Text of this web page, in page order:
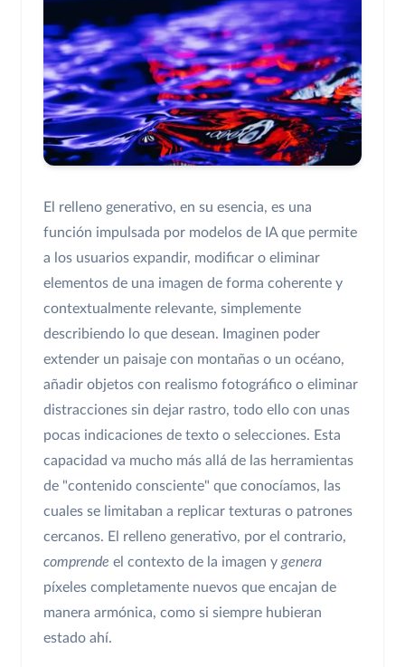
El relleno generativo, en su esencia, es una
función impulsada por modelos de IA que permite
a los usuarios expandir, modificar o eliminar
elementos de una imagen de forma coherente y
contextualmente relevante, simplemente
describiendo lo que desean. Imaginen poder
extender un paisaje con montañas o un océano,
añadir objetos con realismo fotográfico o eliminar
distracciones sin dejar rastro, todo ello con unas
pocas indicaciones de texto o selecciones. Esta
capacidad va mucho más allá de las herramientas
de "contenido consciente" que conocíamos, las
cuales se limitaban a replicar texturas o patrones
cercanos. El relleno generativo, por el contrario,
comprende el contexto de la imagen y genera
píxeles completamente nuevos que encajan de
manera armónica, como si siempre hubieran
estado ahí.